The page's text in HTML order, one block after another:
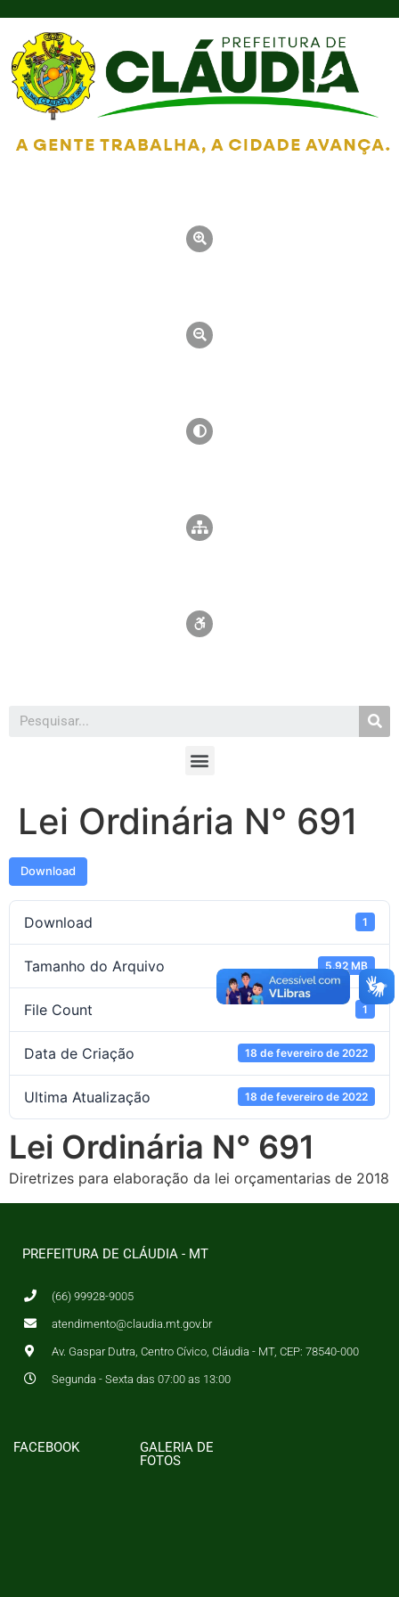
Lei Ordinária N° 691
Download
Download 1
Tamanho do Arquivo 5.92 MB
File Count 1
Data de Criação 18 de fevereiro de 2022
Ultima Atualização 18 de fevereiro de 2022
Lei Ordinária N° 691
Diretrizes para elaboração da lei orçamentarias de 2018
PREFEITURA DE CLÁUDIA - MT
(66) 99928-9005
atendimento@claudia.mt.gov.br
Av. Gaspar Dutra, Centro Cívico, Cláudia - MT, CEP: 78540-000
Segunda - Sexta das 07:00 as 13:00
FACEBOOK
GALERIA DE
FOTOS